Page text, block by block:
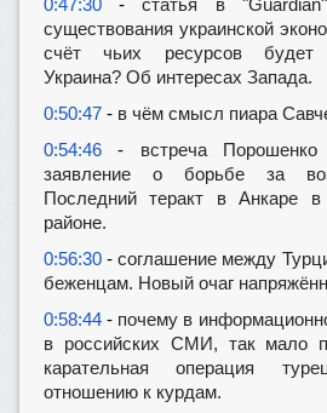
0:47:30 -статья в
существования украинской
счёт чьих ресурсов будет
Украина? Об интересах Запада.
0:50:47 - в чём смысл пиара
0:54:46 - встреча
заявление о борьбе за
Последний теракт в Анкаре в
районе.
0:56:30 -соглашение между
беженцам. Новый очаг
0:58:44 - почему в
в российских СМИ, так мало
карательная операция
отношению к курдам.